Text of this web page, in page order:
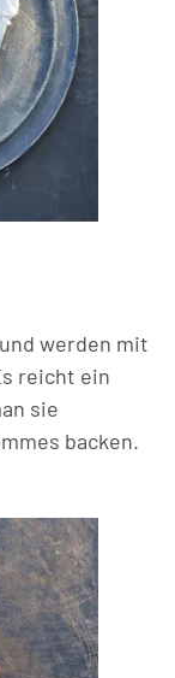
werden mit
reicht ein
sie
backen.